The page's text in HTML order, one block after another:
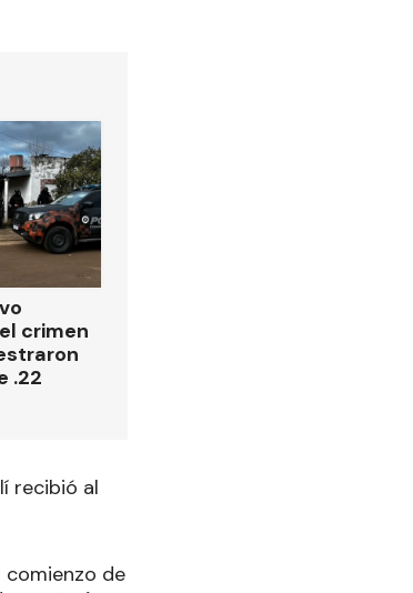
crimen
.22
recibió al
de